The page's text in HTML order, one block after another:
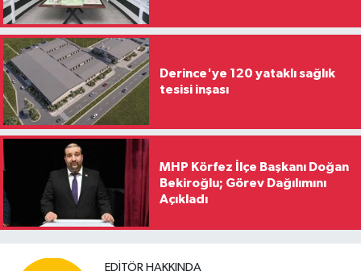
Derince'ye 120 yataklı sağlık
tesisi inşası
MHP Körfez İlçe Başkanı Doğan
Bekiroğlu; Görev Dağılımını
Açıkladı
EDITÖR HAKKINDA